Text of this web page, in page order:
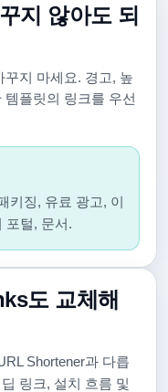
지 않아도 되
꾸지 마세요. 경고, 높
플릿의 링크를 우선
키징, 유료 광고, 이
포털, 문서.
도 교체해
Shortener과 다릅
링크, 설치 흐름 및